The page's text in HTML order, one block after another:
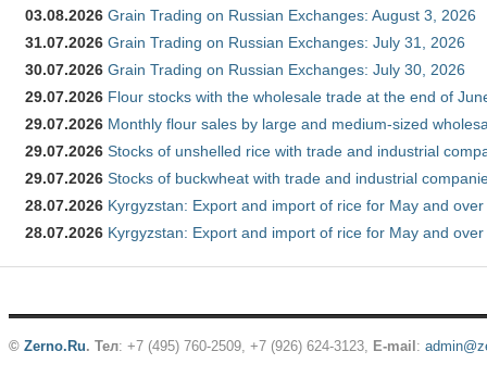
03.08.2026 Grain Trading on Russian Exchanges: August 3, 2026
31.07.2026 Grain Trading on Russian Exchanges: July 31, 2026
30.07.2026 Grain Trading on Russian Exchanges: July 30, 2026
29.07.2026 Flour stocks with the wholesale trade at the end of
29.07.2026 Monthly flour sales by large and medium-sized
29.07.2026 Stocks of unshelled rice with trade and industrial
29.07.2026 Stocks of buckwheat with trade and industrial
28.07.2026 Kyrgyzstan: Export and import of rice for May and
28.07.2026 Kyrgyzstan: Export and import of rice for May and
© Zerno.Ru. Тел: +7 (495) 760-2509, +7 (926) 624-3123, E-mail :